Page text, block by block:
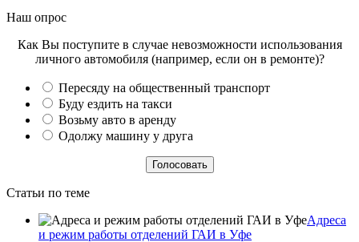
Наш опрос
Как Вы поступите в случае невозможности использования
личного автомобиля (например, если он в ремонте)?
Пересяду на общественный транспорт
Буду ездить на такси
Возьму авто в аренду
Одолжу машину у друга
Статьи по теме
Адреса
и режим работы отделений ГАИ в Уфе